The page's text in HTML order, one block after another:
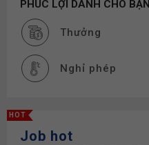
PHÚC LỢI DÀNH CHO BẠN
Thưởng
Nghỉ phép
HOT
Job hot